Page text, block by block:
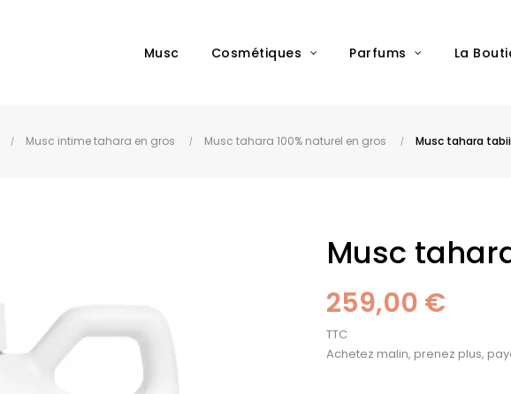
Musc Cosmétiques Parfums La
Musc intime tahara en gros Musc tahara 100% naturel en gros Musc tahara
Musc
259,00 €
TTC
Achetez malin, prenez plus,